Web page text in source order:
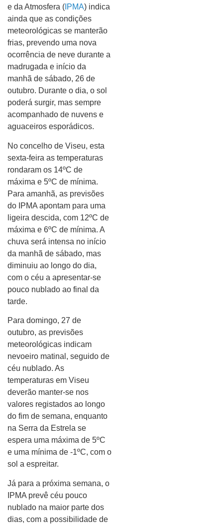
e da Atmosfera ( IPMA) indica
ainda que as condições
meteorológicas se manterão
frias, prevendo uma nova
ocorrência de neve durante a
madrugada e início da
manhã de sábado, 26 de
outubro. Durante o dia, o sol
poderá surgir, mas sempre
acompanhado de nuvens e
aguaceiros esporádicos.
No concelho de Viseu, esta
sexta-feira as temperaturas
rondaram os 14ºC de
máxima e 5ºC de mínima.
Para amanhã, as previsões
do IPMA apontam para uma
ligeira descida, com 12ºC de
máxima e 6ºC de mínima. A
chuva será intensa no início
da manhã de sábado, mas
diminuiu ao longo do dia,
com o céu a apresentar-se
pouco nublado ao final da
tarde.
Para domingo, 27 de
outubro, as previsões
meteorológicas indicam
nevoeiro matinal, seguido de
céu nublado. As
temperaturas em Viseu
deverão manter-se nos
valores registados ao longo
do fim de semana, enquanto
na Serra da Estrela se
espera uma máxima de 5ºC
e uma mínima de -1ºC, com o
sol a espreitar.
Já para a próxima semana, o
IPMA prevê céu pouco
nublado na maior parte dos
dias, com a possibilidade de